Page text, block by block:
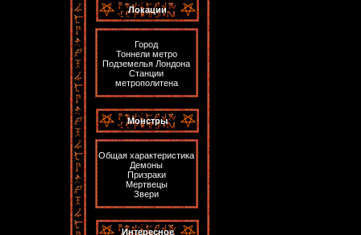
Локации
Город
Тоннели метро
Подземелья Лондона
Станции
метрополитена
Монстры
Общая характеристика
Демоны
Призраки
Мертвецы
Звери
Интересное